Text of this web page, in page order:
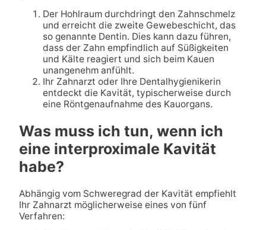
Der Hohlraum durchdringt den Zahnschmelz
und erreicht die zweite Gewebeschicht, das
so genannte Dentin. Dies kann dazu führen,
dass der Zahn empfindlich auf Süßigkeiten
und Kälte reagiert und sich beim Kauen
unangenehm anfühlt.
Ihr Zahnarzt oder Ihre Dentalhygienikerin
entdeckt die Kavität, typischerweise durch
eine Röntgenaufnahme des Kauorgans.
Was muss ich tun, wenn ich
eine interproximale Kavität
habe?
Abhängig vom Schweregrad der Kavität empfiehlt
Ihr Zahnarzt möglicherweise eines von fünf
Verfahren: